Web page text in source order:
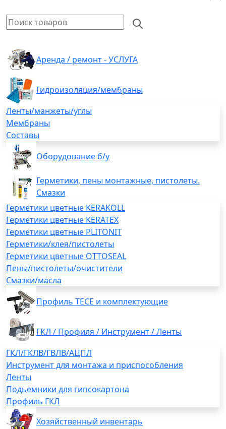
Аренда / ремонт - УСЛУГА
Гидроизоляция/мембраны
Ленты/манжеты/углы
Мембраны
Составы
Оборудование б/у
Герметики, пены монтажные, пистолеты.
Смазки
Герметики цветные KERAKOLL
Герметики цветные KERATEX
Герметики цветные PLITONIT
Герметики/клея/пистолеты
Герметики цветные OTTOSEAL
Пены/пистолеты/очистители
Смазки/масла
Профиль TECE и комплектующие
ГКЛ / Профиля / Инструмент / Ленты
ГКЛ/ГКЛВ/ГВЛВ/АЦПЛ
Инструмент для монтажа и приспособления
Ленты
Подьемники для гипсокартона
Профиль ГКЛ
Хозяйственный инвентарь